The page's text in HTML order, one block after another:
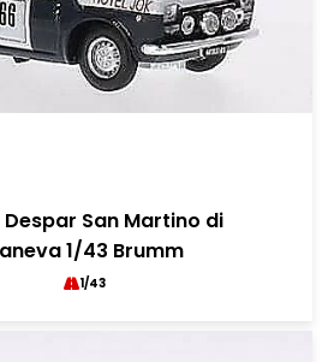
Despar San Martino di
1/43 Brumm
1/43